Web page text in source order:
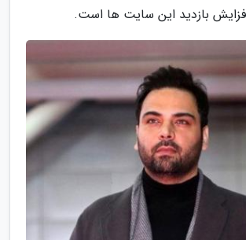
بازدید این سایت ها است.